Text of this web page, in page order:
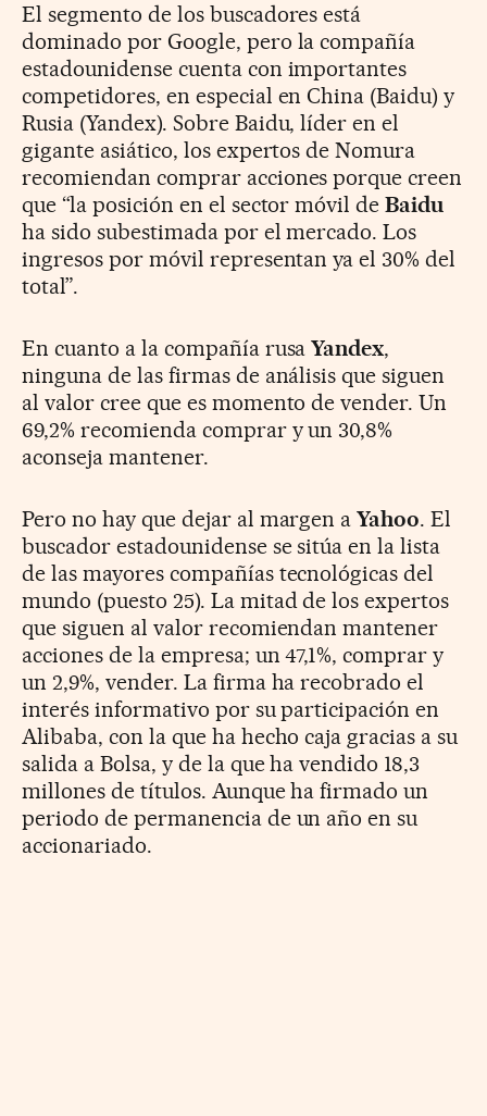
El segmento de los buscadores está
dominado por Google, pero la compañía
estadounidense cuenta con importantes
competidores, en especial en China (Baidu) y
Rusia (Yandex). Sobre Baidu, líder en el
gigante asiático, los expertos de Nomura
recomiendan comprar acciones porque creen
que “la posición en el sector móvil deBaidu
ha sido subestimada por el mercado. Los
ingresos por móvil representan ya el 30% del
total”.
En cuanto a la compañía rusaYandex,
ninguna de las firmas de análisis que siguen
al valor cree que es momento de vender. Un
69,2% recomienda comprar y un 30,8%
aconseja mantener.
Pero no hay que dejar al margen aYahoo. El
buscador estadounidense se sitúa en la lista
de las mayores compañías tecnológicas del
mundo (puesto 25). La mitad de los expertos
que siguen al valor recomiendan mantener
acciones de la empresa; un 47,1%, comprar y
un 2,9%, vender. La firma ha recobrado el
interés informativo por su participación en
Alibaba, con la que ha hecho caja gracias a su
salida a Bolsa, y de la que ha vendido 18,3
millones de títulos. Aunque ha firmado un
periodo de permanencia de un año en su
accionariado.